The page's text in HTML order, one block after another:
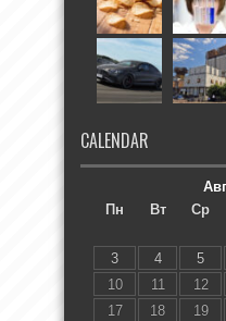
CALENDAR
Пн
Вт Ср
3
4 5
10
11 12
17
18 19